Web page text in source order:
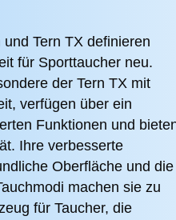
Tern TX definieren
für Sporttaucher neu.
der Tern TX mit
verfügen über ein
Funktionen und
Ihre verbesserte
Oberfläche und die
machen sie zu
für Taucher, die